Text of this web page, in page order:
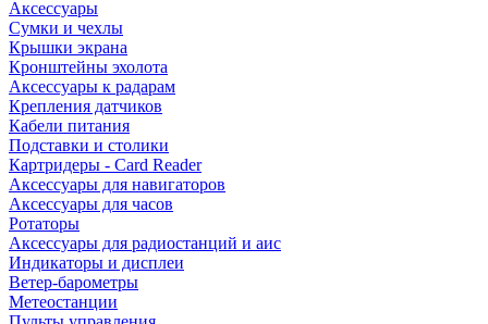
Аксессуары
Сумки и чехлы
Крышки экрана
Кронштейны эхолота
Аксессуары к радарам
Крепления датчиков
Кабели питания
Подставки и столики
Картридеры - Card Reader
Аксессуары для навигаторов
Аксессуары для часов
Ротаторы
Аксессуары для радиостанций и аис
Индикаторы и дисплеи
Ветер-барометры
Метеостанции